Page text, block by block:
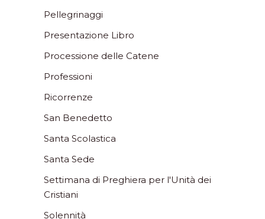
Pellegrinaggi
Presentazione Libro
Processione delle Catene
Professioni
Ricorrenze
San Benedetto
Santa Scolastica
Santa Sede
Settimana di Preghiera per l'Unità dei
Cristiani
Solennità